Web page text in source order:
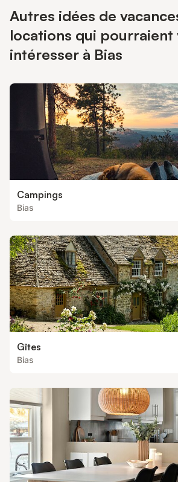
Autres idées de
locations qui pourraient
intéresser à Bias
Campings
Bias
Gîtes
Bias